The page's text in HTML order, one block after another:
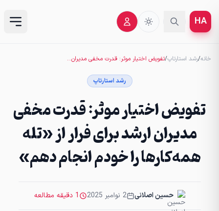
HA
خانه/رشد استارتاپ/ تفویض اختیار موثر: قدرت مخفی مدیران ارشد برای فرار از «تله همه‌کارها را خودم انجام دهم»
رشد استارتاپ
تفویض اختیار موثر: قدرت مخفی
مدیران ارشد برای فرار از «تله
همه‌کارها را خودم انجام دهم»
حسین اصلانی 2 نوامبر 2025 1 دقیقه مطالعه